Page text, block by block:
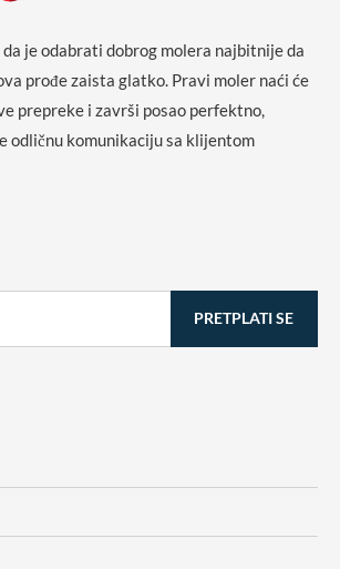
je odabrati dobrog molera najbitnije da
prođe zaista glatko. Pravi moler naći će
prepreke i završi posao perfektno,
odličnu komunikaciju sa klijentom